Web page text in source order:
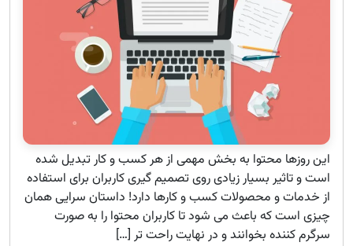
این روزها محتوا به بخش مهمی از هر کسب و کار تبدیل شده
است و تاثیر بسیار زیادی روی تصمیم گیری کاربران برای استفاده
از خدمات و محصولات کسب و کارها دارد! داستان سرایی همان
چیزی است که باعث می شود تا کاربران محتوا را به صورت
سرگرم کننده بخوانند و در نهایت راحت تر […]